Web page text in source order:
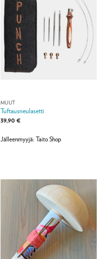
MUUT
Tuftausneulasetti
39,90 €
Jälleenmyyjä: Taito Shop